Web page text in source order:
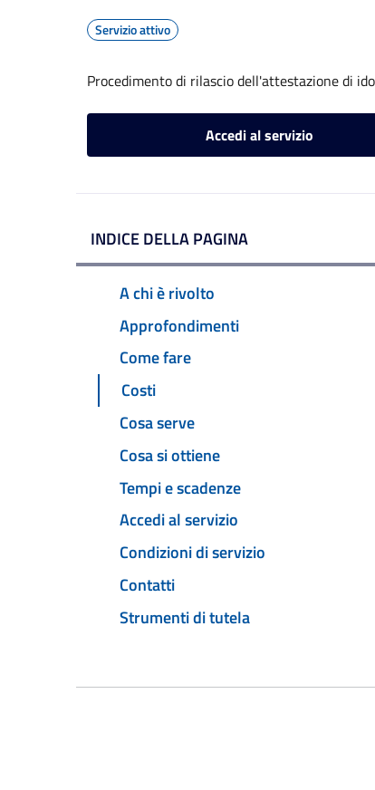
Servizio attivo
Procedimento di rilascio dell'attestazione di
Accedi al servizio
INDICE DELLA PAGINA
A chi è rivolto
Approfondimenti
Come fare
Costi
Cosa serve
Cosa si ottiene
Tempi e scadenze
Accedi al servizio
Condizioni di servizio
Contatti
Strumenti di tutela